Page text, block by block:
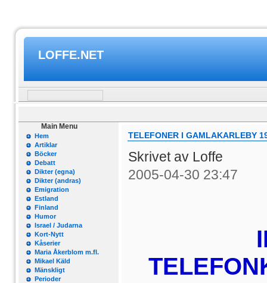
LOFFE.NET
Main Menu
Hem
Artiklar
Böcker
Debatt
Dikter (egna)
Dikter (andras)
Emigration
Estland
Finland
Humor
Israel / Judarna
Kort-Nytt
Kåserier
Maria Åkerblom m.fl.
Mikael Käld
Mänskligt
Perioder
TELEFONER I GAMLAKARLEBY
Skrivet av Loffe
2005-04-30 23:47